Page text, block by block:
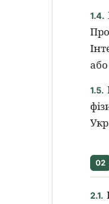
1.4.
1.5.
02
2.1.